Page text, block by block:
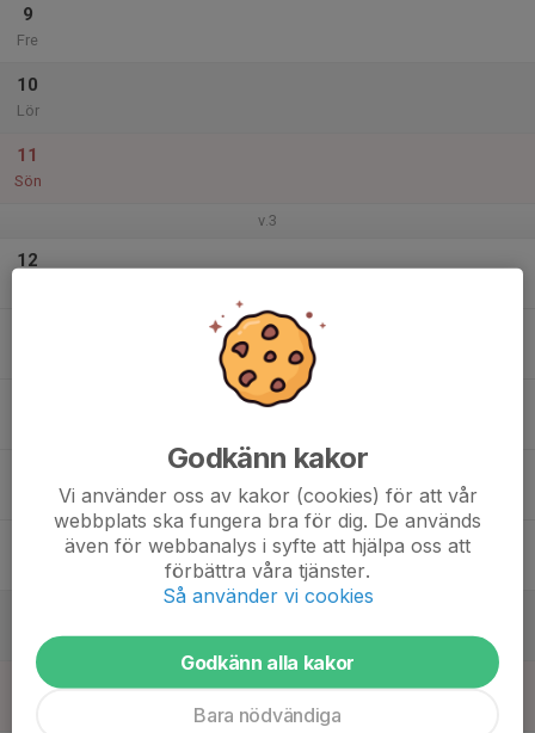
9
Fre
10
Lör
11
Sön
v.3
12
Godkänn kakor
Vi använder oss av kakor (cookies) för att vår
webbplats ska fungera bra för dig. De används
även för webbanalys i syfte att hjälpa oss att
förbättra våra tjänster.
Så använder vi cookies
Godkänn alla kakor
Bara nödvändiga